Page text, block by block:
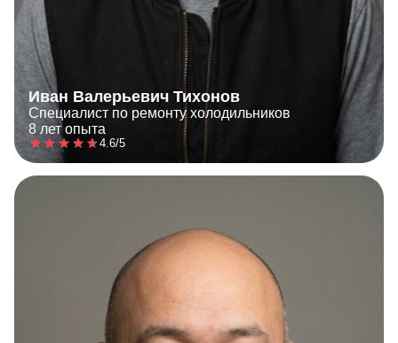
Иван Валерьевич Тихонов
Специалист по ремонту холодильников
8 лет опыта
4.6/5